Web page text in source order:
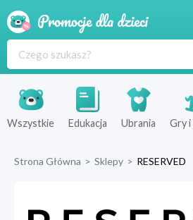
Produkty
Sklepy
Wszystkie Edukacja Ubrania Gry i
Strona Główna > Sklepy > RESERVED